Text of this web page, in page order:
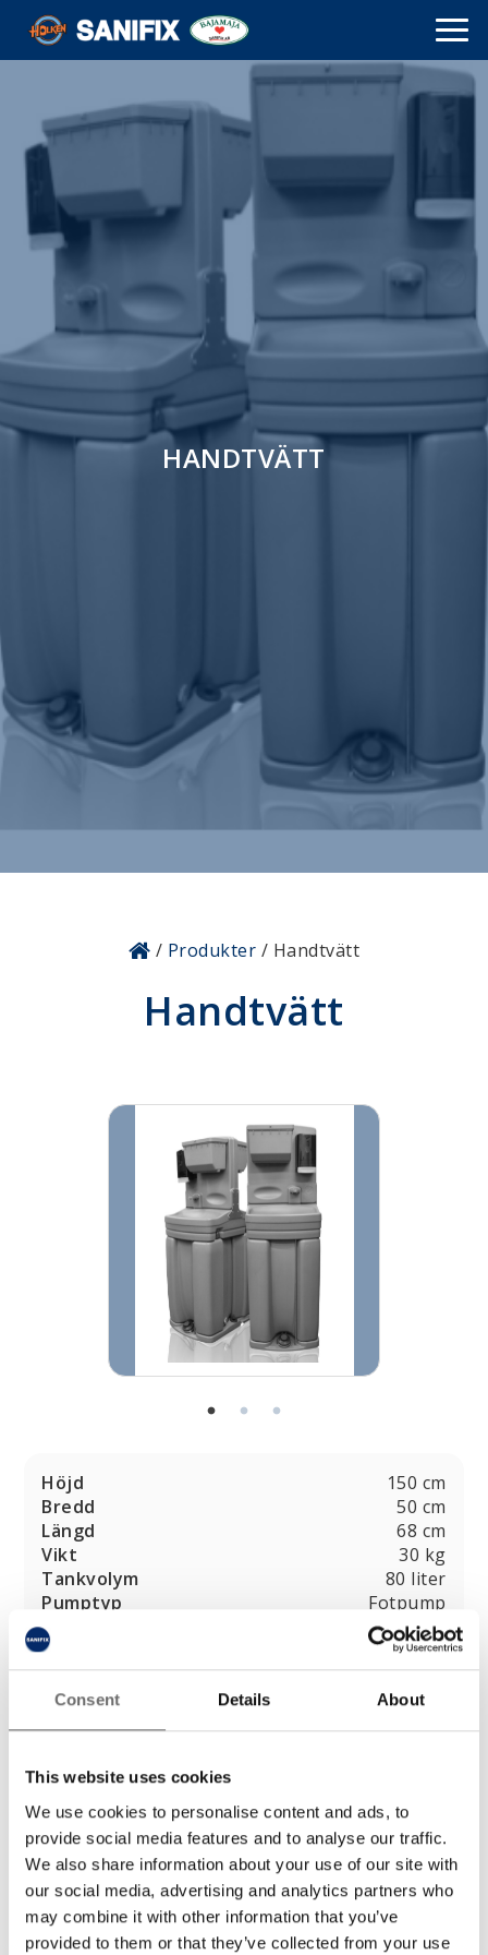
Consent Details About
This website uses cookies
We use cookies to personalise content and ads, to
provide social media features and to analyse our traffic.
We also share information about your use of our site with
our social media, advertising and analytics partners who
may combine it with other information that you’ve
provided to them or that they’ve collected from your use
HANDTVÄTT
/ Produkter / Handtvätt
Handtvätt
Höjd
150 cm
Bredd
50 cm
Längd
68 cm
Vikt
30 kg
Tankvolym
80 liter
Pumptyp
Fotpump
Kontakta oss
info@sanifix.se
08 - 760 00 95
Handtvätt
Vår portabla Handtvätt underlättar vid
tillställningar, evenemang och även på
arbetsplatserna då hygienen har börjat spela en